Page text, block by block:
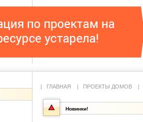
| ГЛАВНАЯ | ПРОЕКТЫ ДОМОВ
Новинки!